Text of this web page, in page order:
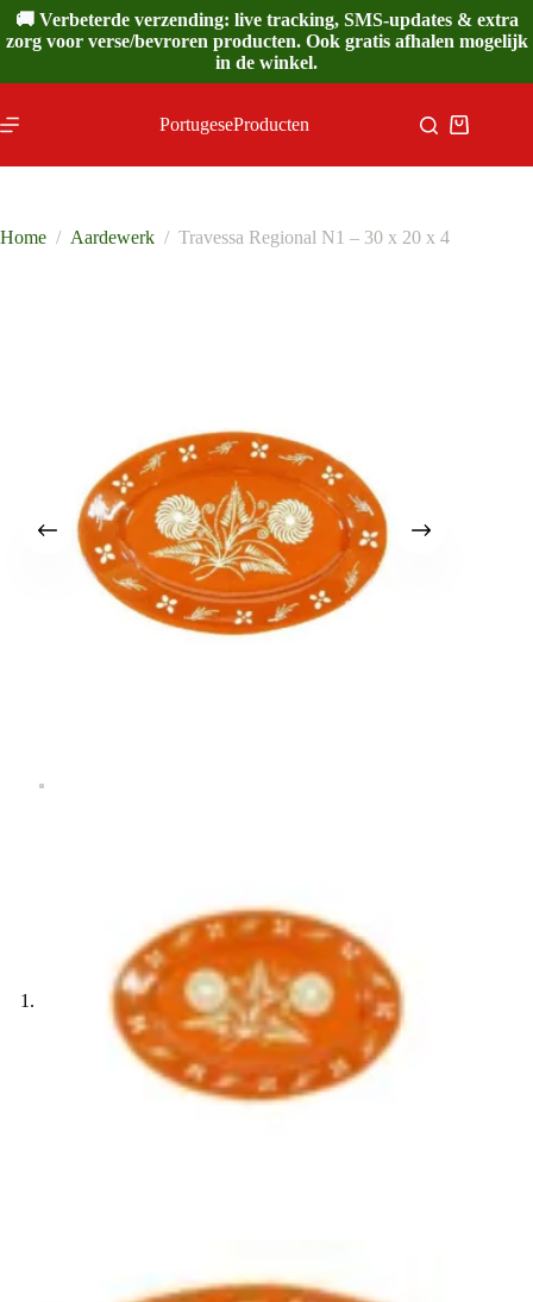
Ga
naar
de
🚚 Verbeterde verzending: live tracking, SMS-updates & extra
zorg voor verse/bevroren producten. Ook gratis afhalen mogelijk
in de winkel.
PortugeseProducten
Home / Aardewerk / Travessa Regional N1 – 30 x 20 x 4